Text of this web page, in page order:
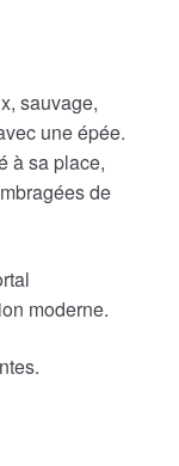
sauvage,
une épée.
à sa place,
de
moderne.